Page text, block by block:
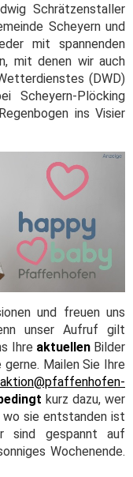
Schrätzenstaller
Scheyern und
mit spannenden
mit denen wir auch
(DWD)
Scheyern-Plöcking
ins Visier
und freuen uns
unser Aufruf gilt
Ihre aktuellenBilder
Mailen Sie Ihre
kurz dazu, wer
wo sie entstanden ist
sind gespannt auf
Wochenende.